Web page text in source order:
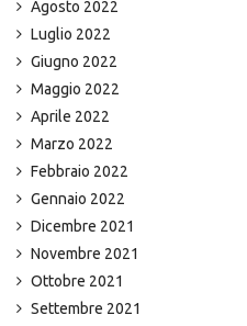
Agosto 2022
Luglio 2022
Giugno 2022
Maggio 2022
Aprile 2022
Marzo 2022
Febbraio 2022
Gennaio 2022
Dicembre 2021
Novembre 2021
Ottobre 2021
Settembre 2021